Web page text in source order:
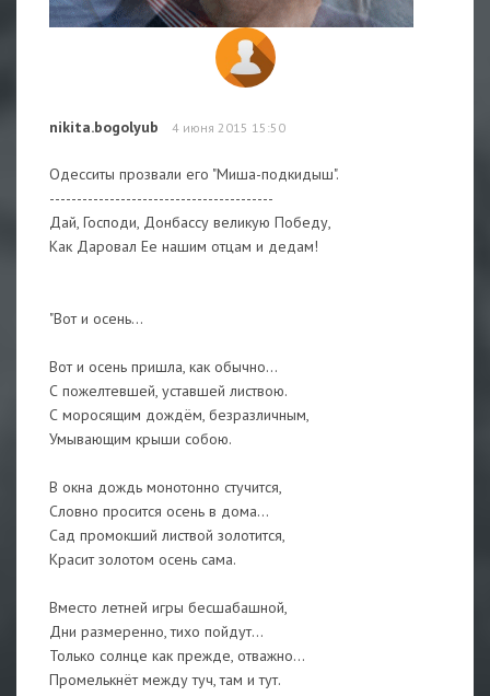
nikita.bogolyub 4 июня 2015 15:50
Одесситы прозвали его "Миша-подкидыш".
-----------------------------------------
Дай, Господи, Донбассу великую Победу,
Как Даровал Ее нашим отцам и дедам!
"Вот и осень...
Вот и осень пришла, как обычно...
С пожелтевшей, уставшей листвою.
С моросящим дождём, безразличным,
Умывающим крыши собою.
В окна дождь монотонно стучится,
Словно просится осень в дома...
Сад промокший листвой золотится,
Красит золотом осень сама.
Вместо летней игры бесшабашной,
Дни размеренно, тихо пойдут...
Только солнце как прежде, отважно...
Промелькнёт между туч, там и тут.